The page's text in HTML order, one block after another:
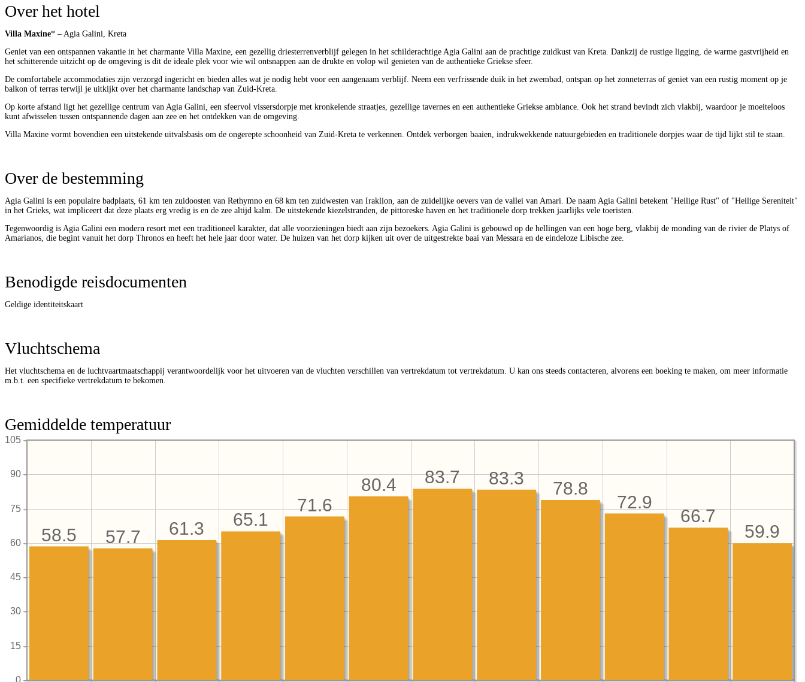
Over het hotel
Villa Maxine* – Agia Galini, Kreta
Geniet van een ontspannen vakantie in het charmante Villa Maxine, een gezellig driesterrenverblijf gelegen in het schilderachtige Agia Galini aan de prachtige zuidkust van Kreta. Dankzij de rustige ligging, de warme gastvrijheid en
het schitterende uitzicht op de omgeving is dit de ideale plek voor wie wil ontsnappen aan de drukte en volop wil genieten van de authentieke Griekse sfeer.
De comfortabele accommodaties zijn verzorgd ingericht en bieden alles wat je nodig hebt voor een aangenaam verblijf. Neem een verfrissende duik in het zwembad, ontspan op het zonneterras of geniet van een rustig moment op je
balkon of terras terwijl je uitkijkt over het charmante landschap van Zuid-Kreta.
Op korte afstand ligt het gezellige centrum van Agia Galini, een sfeervol vissersdorpje met kronkelende straatjes, gezellige tavernes en een authentieke Griekse ambiance. Ook het strand bevindt zich vlakbij, waardoor je moeiteloos
kunt afwisselen tussen ontspannende dagen aan zee en het ontdekken van de omgeving.
Villa Maxine vormt bovendien een uitstekende uitvalsbasis om de ongerepte schoonheid van Zuid-Kreta te verkennen. Ontdek verborgen baaien, indrukwekkende natuurgebieden en traditionele dorpjes waar de tijd lijkt stil te staan.
Over de bestemming
Agia Galini is een populaire badplaats, 61 km ten zuidoosten van Rethymno en 68 km ten zuidwesten van Iraklion, aan de zuidelijke oevers van de vallei van Amari. De naam Agia Galini betekent "Heilige Rust" of "Heilige Sereniteit"
in het Grieks, wat impliceert dat deze plaats erg vredig is en de zee altijd kalm. De uitstekende kiezelstranden, de pittoreske haven en het traditionele dorp trekken jaarlijks vele toeristen.
Tegenwoordig is Agia Galini een modern resort met een traditioneel karakter, dat alle voorzieningen biedt aan zijn bezoekers. Agia Galini is gebouwd op de hellingen van een hoge berg, vlakbij de monding van de rivier de Platys of
Amarianos, die begint vanuit het dorp Thronos en heeft het hele jaar door water. De huizen van het dorp kijken uit over de uitgestrekte baai van Messara en de eindeloze Libische zee.
Benodigde reisdocumenten
Geldige identiteitskaart
Vluchtschema
Het vluchtschema en de luchtvaartmaatschappij verantwoordelijk voor het uitvoeren van de vluchten verschillen van vertrekdatum tot vertrekdatum. U kan ons steeds contacteren, alvorens een boeking te maken, om meer informatie
m.b.t. een specifieke vertrekdatum te bekomen.
Gemiddelde temperatuur